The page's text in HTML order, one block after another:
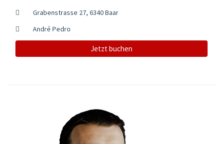
Grabenstrasse 27, 6340 Baar
André Pedro
Jetzt buchen